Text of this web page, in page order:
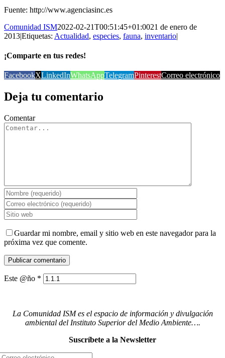
Fuente: http://www.agenciasinc.es
Comunidad ISM2022-02-21T00:51:45+01:0021 de enero de
2013|Etiquetas: Actualidad, especies, fauna, inventario|
¡Comparte en tus redes!
FacebookXLinkedInWhatsAppTelegramPinterestCorreo electrónico
Deja tu comentario
Comentar
Guardar mi nombre, email y sitio web en este navegador para la
próxima vez que comente.
Este @ño *
La Comunidad ISM es el espacio de información y divulgación
ambiental del Instituto Superior del Medio Ambiente….
Suscríbete a la Newsletter